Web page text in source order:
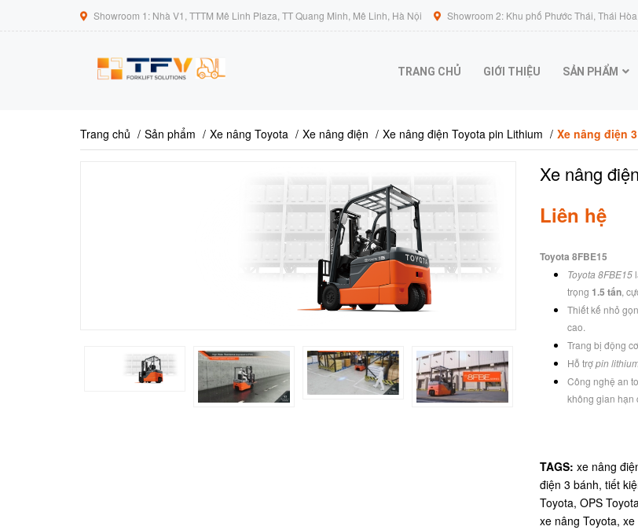
Showroom 1: Nhà V1, TTTM Mê Linh Plaza, TT Quang Minh, Mê Linh, Hà Nội Showroom 2: Khu phố Phước Thái, Thái
TRANG CHỦ GIỚI THIỆU SẢN PHẨM
Trang chủ Sản phẩm Xe nâng Toyota Xe nâng điện Xe nâng điện Toyota pin Lithium Xe nâng điện
Xe nâng
Liên hệ
Toyota 8FBE15
Toyota 8FBE15
trọng 1.5 tấn,
Thiết kế nhỏ
cao.
Trang bị động
Hỗ trợpin
Công nghệ an
không gian hạn
TAGS: xe nâng
điện 3 bánh, tiết
Toyota, OPS
xe nâng Toyota, xe